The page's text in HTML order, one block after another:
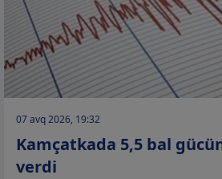
07 avq 2026, 19:32
Kamçatkada 5,5 bal
verdi